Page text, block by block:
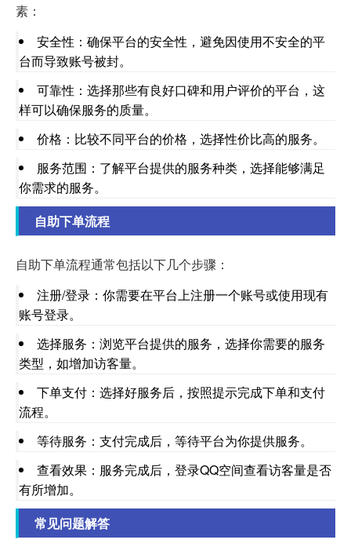
素：
安全性：确保平台的安全性，避免因使用不安全的平
台而导致账号被封。
可靠性：选择那些有良好口碑和用户评价的平台，这
样可以确保服务的质量。
价格：比较不同平台的价格，选择性价比高的服务。
服务范围：了解平台提供的服务种类，选择能够满足
你需求的服务。
自助下单流程
自助下单流程通常包括以下几个步骤：
注册/登录：你需要在平台上注册一个账号或使用现有
账号登录。
选择服务：浏览平台提供的服务，选择你需要的服务
类型，如增加访客量。
下单支付：选择好服务后，按照提示完成下单和支付
流程。
等待服务：支付完成后，等待平台为你提供服务。
查看效果：服务完成后，登录QQ空间查看访客量是否
有所增加。
常见问题解答